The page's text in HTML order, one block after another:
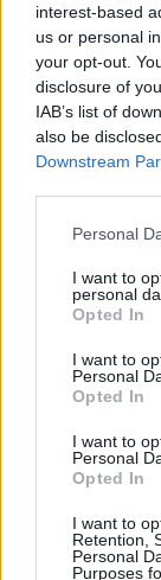
interest-based
us or personal
your opt-out.
disclosure of
IAB’s list of
also be
Downstream
Please note
not limited to
grant or deny
use your data
consent section.
Personal
I want to
personal
Opted In
I want to
Personal
Opted In
I want to
Personal
Opted In
I want to
Retention,
Personal
Purposes
ένα τζελ liner
τη γραμμή
εάν έχετε
eyeliner σε
να
το
καλά ξυσμένο
γραμμή στην
κόλπο αυτό
ανοιχτά και
φαίνονται τα